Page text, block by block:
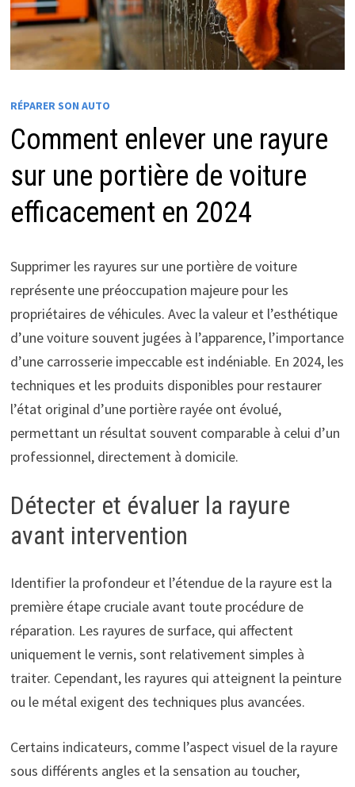
RÉPARER SON AUTO
Comment enlever une rayure
sur une portière de voiture
efficacement en 2024
Supprimer les rayures sur une portière de voiture
représente une préoccupation majeure pour les
propriétaires de véhicules. Avec la valeur et l’esthétique
d’une voiture souvent jugées à l’apparence, l’importance
d’une carrosserie impeccable est indéniable. En 2024, les
techniques et les produits disponibles pour restaurer
l’état original d’une portière rayée ont évolué,
permettant un résultat souvent comparable à celui d’un
professionnel, directement à domicile.
Détecter et évaluer la rayure
avant intervention
Identifier la profondeur et l’étendue de la rayure est la
première étape cruciale avant toute procédure de
réparation. Les rayures de surface, qui affectent
uniquement le vernis, sont relativement simples à
traiter. Cependant, les rayures qui atteignent la peinture
ou le métal exigent des techniques plus avancées.
Certains indicateurs, comme l’aspect visuel de la rayure
sous différents angles et la sensation au toucher,